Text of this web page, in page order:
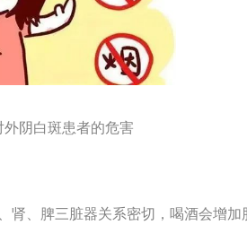
外阴白斑患者的危害
、脾三脏器关系密切，喝酒会增加